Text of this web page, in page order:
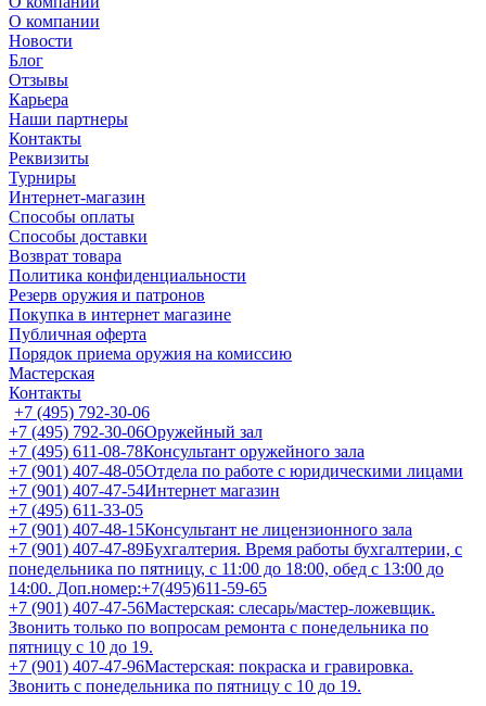
О компании
Новости
Блог
Отзывы
Карьера
Наши партнеры
Контакты
Реквизиты
Турниры
Интернет-магазин
Способы оплаты
Способы доставки
Возврат товара
Политика конфиденциальности
Резерв оружия и патронов
Покупка в интернет магазине
Публичная оферта
Порядок приема оружия на комиссию
Мастерская
Контакты
+7 (495) 792-30-06
+7 (495) 792-30-06Оружейный зал
+7 (495) 611-08-78Консультант оружейного зала
+7 (901) 407-48-05Отдела по работе с юридическими лицами
+7 (901) 407-47-54Интернет магазин
+7 (495) 611-33-05
+7 (901) 407-48-15Консультант не лицензионного зала
+7 (901) 407-47-89Бухгалтерия. Время работы бухгалтерии, с
понедельника по пятницу, с 11:00 до 18:00, обед с 13:00 до
14:00. Доп.номер:+7(495)611-59-65
+7 (901) 407-47-56Мастерская: слесарь/мастер-ложевщик.
Звонить только по вопросам ремонта с понедельника по
пятницу с 10 до 19.
+7 (901) 407-47-96Мастерская: покраска и гравировка.
Звонить с понедельника по пятницу с 10 до 19.